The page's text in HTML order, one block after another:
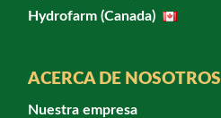
Hydrofarm (Canada)
ACERCA DE NOSOTROS
Nuestra empresa